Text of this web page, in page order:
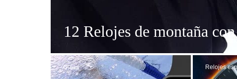
12 Relojes de montaña
Guías Relojes